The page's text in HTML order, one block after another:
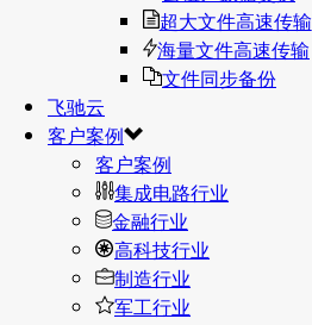
超大文件高速传输
海量文件高速传输
文件同步备份
飞驰云
客户案例
客户案例
集成电路行业
金融行业
高科技行业
制造行业
军工行业